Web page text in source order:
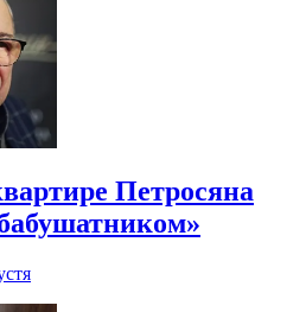
Петросяна